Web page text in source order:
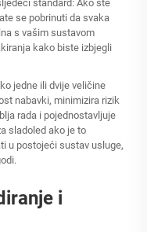
standard: Ako ste
se pobrinuti da svaka
s vašim sustavom
kako biste izbjegli
jedne ili dvije veličine
nabavki, minimizira rizik
rada i pojednostavljuje
sladoled ako je to
u postojeći sustav usluge,
i